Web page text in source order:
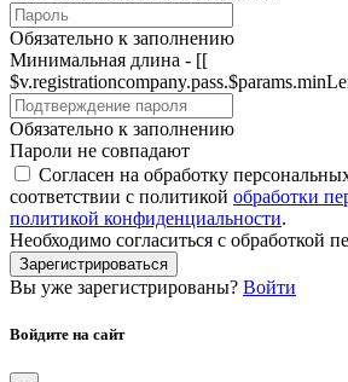
Обязательно к заполнению
Минимальная длина - [[
Обязательно к заполнению
Пароли не совпадают
Согласен на обработку
соответствии с политикой обработки
политикой конфиденциальности.
Необходимо согласиться с обработкой
Зарегистрироваться
Вы уже зарегистрированы? Войти
Войдите на сайт